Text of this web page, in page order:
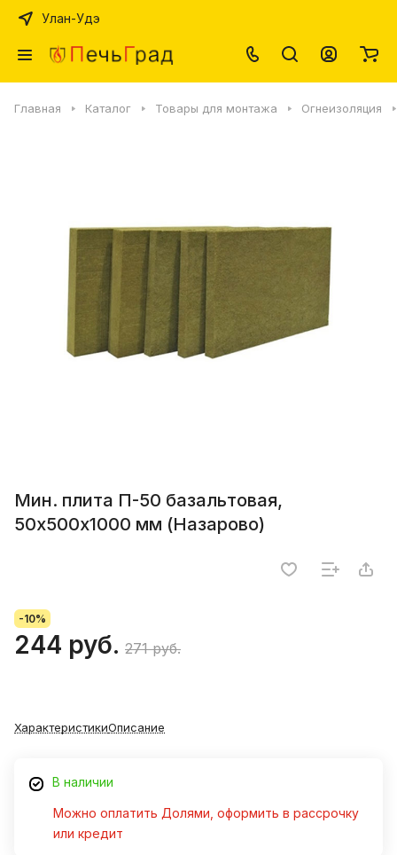
Улан-Удэ
Главная Каталог Товары для монтажа Огнеизоляция
Мин. плита П-50 базальтовая,
50х500х1000 мм (Назарово)
-10%
244 руб. 271 руб.
ХарактеристикиОписание
В наличии
Можно оплатить Долями, оформить в рассрочку
или кредит